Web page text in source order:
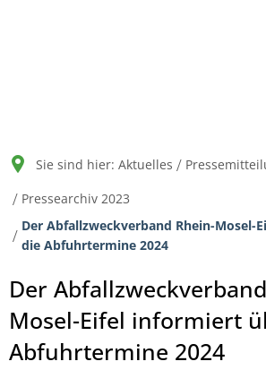
Sie sind hier: Aktuelles
Pressearchiv 2023
Der Abfallzweckverband Rhein-Mosel-
die Abfuhrtermine 2024
Der
Mosel-Eifel informiert
Abfuhrtermine 2024